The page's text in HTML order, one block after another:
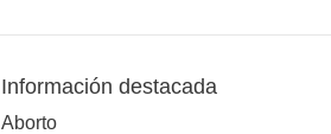
Información destacada
Aborto